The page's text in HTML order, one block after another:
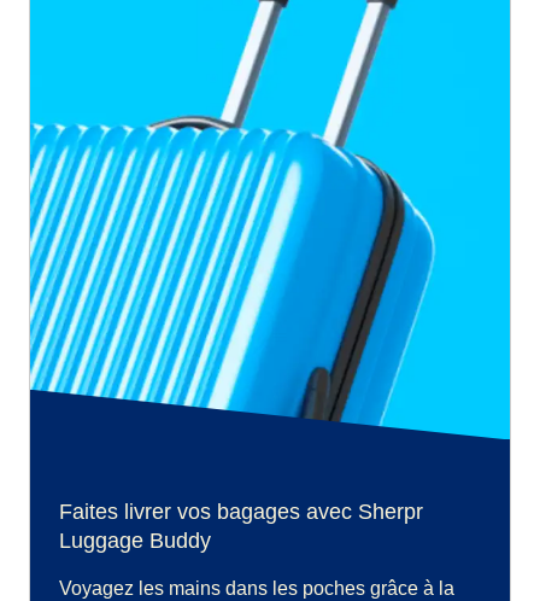
Faites livrer vos bagages avec Sherpr
Luggage Buddy
Voyagez les mains dans les poches grâce à la